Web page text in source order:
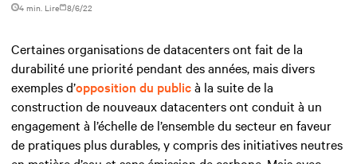
4 min. Lire 8/6/22
Certaines organisations de datacenters ont fait de la
durabilité une priorité pendant des années, mais divers
exemples d’opposition du publicà la suite de la
construction de nouveaux datacenters ont conduit à un
engagement à l’échelle de l’ensemble du secteur en faveur
de pratiques plus durables, y compris des initiatives neutres